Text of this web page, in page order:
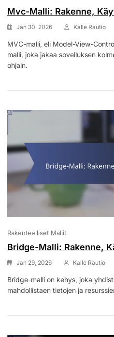
Mvc-Malli: Rakenne,
Jan 30, 2026 Kalle Rautio
MVC-malli, eli Model-View-
malli, joka jakaa sovelluksen
ohjain.
Rakenteelliset Mallit
Bridge-Malli: Rakenne,
Jan 29, 2026 Kalle Rautio
Bridge-malli on kehys, joka
mahdollistaen tietojen ja